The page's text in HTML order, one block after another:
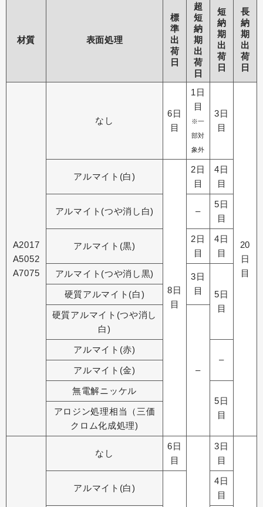
材質 表面処理
標
準
出
荷
日
超
短
納
期
出
荷
日
短
納
期
出
荷
日
長
納
期
出
荷
日
A2017
A5052
A7075
なし
6日
目
1日
目
※一
部対
象外
3日
目
20
日
目
アルマイト(白)
8日
目
2日
目
4日
目
アルマイト(つや消し白) –
5日
目
アルマイト(黒)
2日
目
4日
目
アルマイト(つや消し黒)
3日
目
5日
目
硬質アルマイト(白)
硬質アルマイト(つや消し
白)
–
アルマイト(赤)
–
アルマイト(金)
無電解ニッケル
5日
目
アロジン処理相当（三価
クロム化成処理)
なし
6日
目
3日
目
アルマイト(白)
4日
目